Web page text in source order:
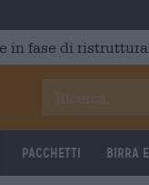
in fase di
Pacchetti Birra